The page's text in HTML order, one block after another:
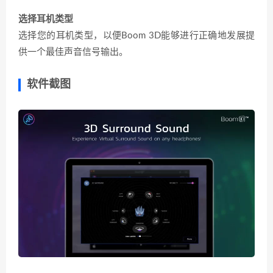
选择耳机类型
选择您的耳机类型，以便Boom 3D能够进行正确地发展提
供一个最佳声音信号输出。
软件截图